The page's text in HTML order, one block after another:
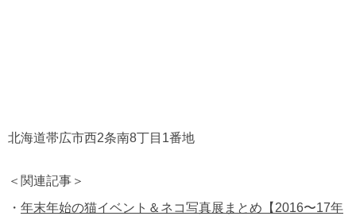
北海道帯広市西2条南8丁目1番地
＜関連記事＞
・ 年末年始の猫イベント＆ネコ写真展まとめ【2016〜17年